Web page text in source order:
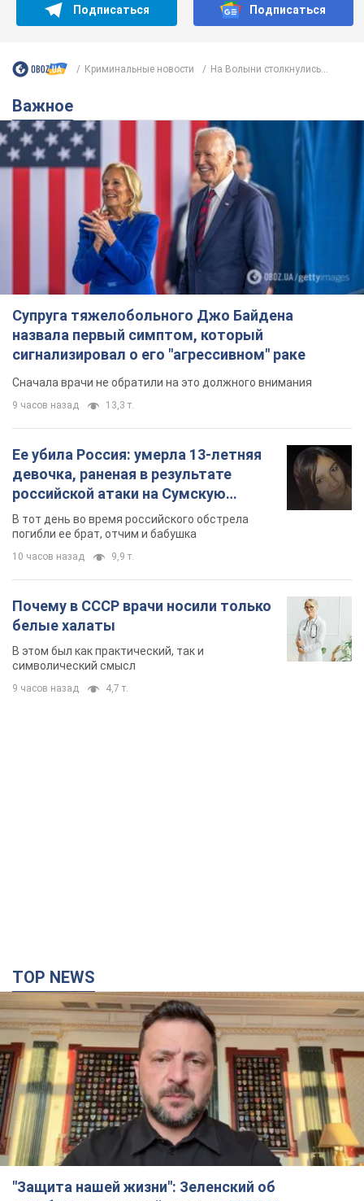
Ты еще не подписан на наш Telegram? Быстро жми!
Криминальные новости На Волыни столкнулись...
Важное
Супруга тяжелобольного Джо Байдена
назвала первый симптом, который
сигнализировал о его "агрессивном" раке
Сначала врачи не обратили на это должного внимания
9 часов назад 13,3 т.
Ее убила Россия: умерла 13-летняя
девочка, раненая в результате
российской атаки на Сумскую
область. Фото
погибли ее брат, отчим и бабушка
10 часов назад 9,9 т.
Почему в СССР врачи носили только
белые халаты
TOP NEWS